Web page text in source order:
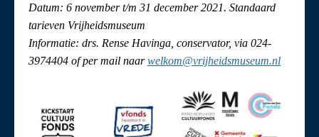
Datum: 6 november t/m 31 december 2021. Standaard
tarieven Vrijheidsmuseum
Informatie: drs. Rense Havinga, conservator, via 024-
3974404 of per mail naarwelkom@vrijheidsmuseum.nl